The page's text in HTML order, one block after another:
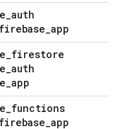
_auth
firebase_app
_firestore
_auth
_app
_functions
firebase_app